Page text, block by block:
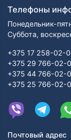
Телефоны
Понедельник-
Суббота,
+375 17 258-02-
+375 29 766-02-
+375 44 766-02-
+375 25 766-02-
Почтовый адрес